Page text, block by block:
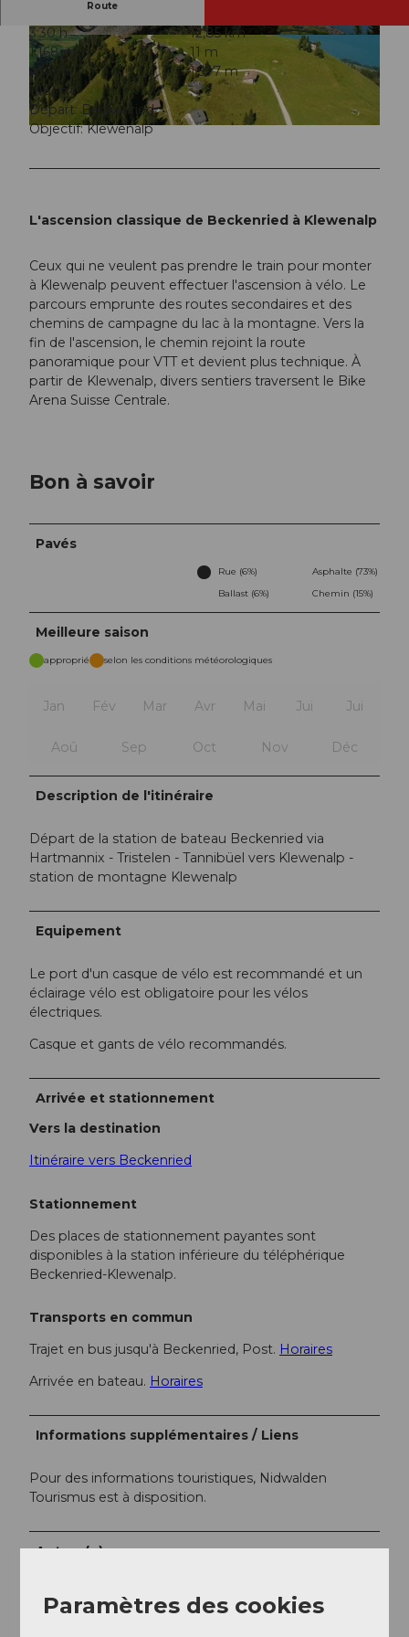
© Nidwalden Tourismus
© Bikegenoss Zentralschweiz © Christian Perret, Nidwalden Tourismus
Route
3:30 h
12,85 km
1.168 m
11 m
436 m
1.597 m
1.161 m
Départ: Beckenried
Objectif: Klewenalp
L'ascension classique de Beckenried à Klewenalp
Ceux qui ne veulent pas prendre le train pour monter
à Klewenalp peuvent effectuer l'ascension à vélo. Le
parcours emprunte des routes secondaires et des
chemins de campagne du lac à la montagne. Vers la
fin de l'ascension, le chemin rejoint la route
panoramique pour VTT et devient plus technique. À
partir de Klewenalp, divers sentiers traversent le Bike
Arena Suisse Centrale.
Bon à savoir
Pavés
Rue (6%)
Asphalte (73%)
Ballast (6%)
Chemin (15%)
Meilleure saison
approprié selon les conditions météorologiques
Jan Fév Mar Avr Mai Jui Jui
Aoû Sep Oct Nov Déc
Description de l'itinéraire
Départ de la station de bateau Beckenried via
Hartmannix - Tristelen - Tannibüel vers Klewenalp -
station de montagne Klewenalp
Equipement
Le port d'un casque de vélo est recommandé et un
éclairage vélo est obligatoire pour les vélos
électriques.
Casque et gants de vélo recommandés.
Arrivée et stationnement
Vers la destination
Itinéraire vers Beckenried
Stationnement
Des places de stationnement payantes sont
disponibles à la station inférieure du téléphérique
Beckenried-Klewenalp.
Transports en commun
Trajet en bus jusqu'à Beckenried, Post. Horaires
Arrivée en bateau. Horaires
Informations supplémentaires / Liens
Pour des informations touristiques, Nidwalden
Tourismus est à disposition.
Auteur(e)
Paramètres des cookies